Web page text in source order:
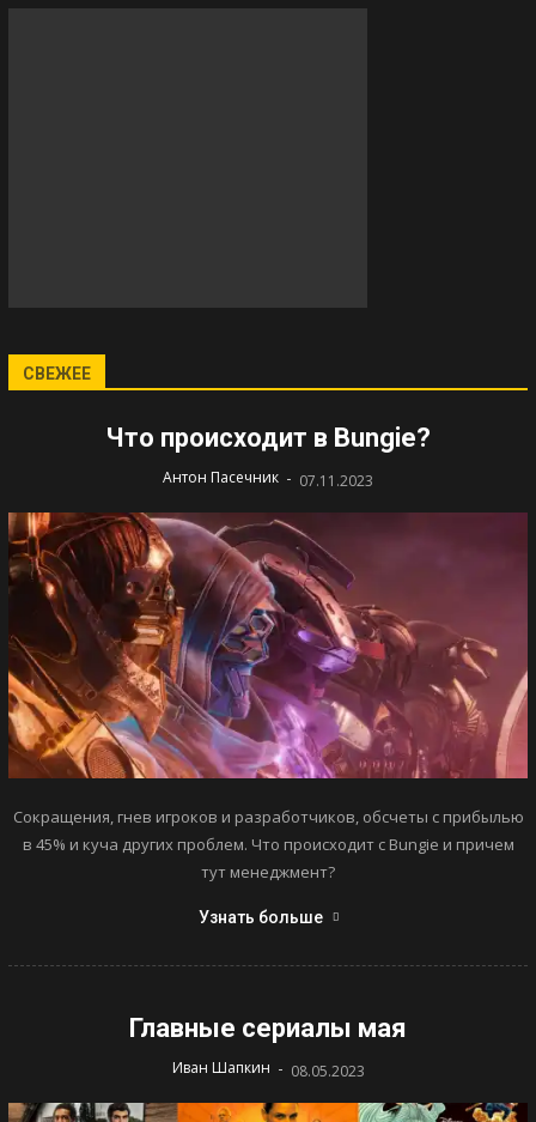
СВЕЖЕЕ
Что происходит в Bungie?
Антон Пасечник - 07.11.2023
Сокращения, гнев игроков и разработчиков, обсчеты с прибылью
в 45% и куча других проблем. Что происходит с Bungie и причем
тут менеджмент?
Узнать больше
Главные сериалы мая
Иван Шапкин - 08.05.2023